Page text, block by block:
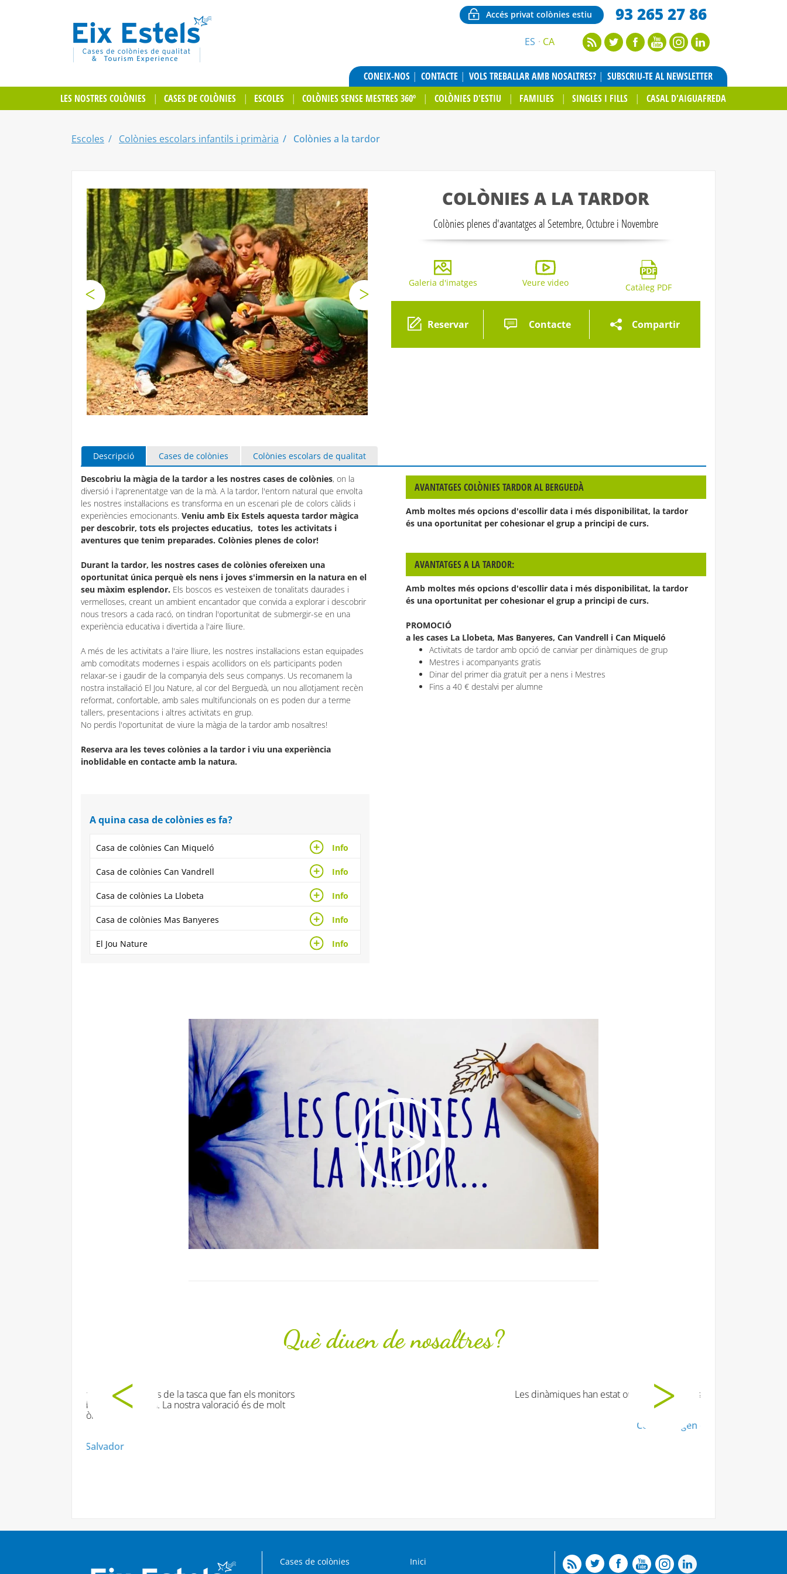
Accés privat colònies estiu 93 265 27 86
ES CA
CONEIX-NOS CONTACTE VOLS TREBALLAR AMB NOSALTRES?
SUBSCRIU-TE AL NEWSLETTER
LES NOSTRES COLÒNIES
CASES DE COLÒNIES ESCOLES COLÒNIES SENSE MESTRES 360º COLÒNIES D'ESTIU FAMILIES SINGLES I FILLS CASAL D'AIGUAFREDA
Escoles Colònies escolars infantils i primària Colònies a la tardor
COLÒNIES A LA TARDOR
Colònies plenes d'avantatges al Setembre, Octubre i Novembre
Galeria d'imatges Galeria d'imatges Galeria d'imatges
Veure video Catàleg PDF
Reservar Contacte Compartir
Descripció Cases de colònies Colònies escolars de qualitat
Descobriu la màgia de la tardor a les nostres cases de colònies, on la
diversió i l'aprenentatge van de la mà. A la tardor, l'entorn natural que envolta
les nostres instal·lacions es transforma en un escenari ple de colors càlids i
experiències emocionants. Veniu amb Eix Estels aquesta tardor màgica
per descobrir, tots els projectes educatius, totes les activitats i
aventures que tenim preparades. Colònies plenes de color!
Durant la tardor, les nostres cases de colònies ofereixen una
oportunitat única perquè els nens i joves s'immersin en la natura en el
seu màxim esplendor. Els boscos es vesteixen de tonalitats daurades i
vermelloses, creant un ambient encantador que convida a explorar i descobrir
nous tresors a cada racó, on tindran l'oportunitat de submergir-se en una
experiència educativa i divertida a l'aire lliure.
A més de les activitats a l'aire lliure, les nostres instal·lacions estan equipades
amb comoditats modernes i espais acollidors on els participants poden
relaxar-se i gaudir de la companyia dels seus companys. Us recomanem la
nostra instal·lació El Jou Nature, al cor del Berguedà, un nou allotjament recèn
reformat, confortable, amb sales multifuncionals on es poden dur a terme
tallers, presentacions i altres activitats en grup.
No perdis l'oportunitat de viure la màgia de la tardor amb nosaltres!
Reserva ara les teves colònies a la tardor i viu una experiència
inoblidable en contacte amb la natura.
A quina casa de colònies es fa?
Casa de colònies Can Miqueló Info
Casa de colònies Can Vandrell Info
Casa de colònies La Llobeta Info
Casa de colònies Mas Banyeres Info
El Jou Nature Info
AVANTATGES COLÒNIES TARDOR AL BERGUEDÀ
Amb moltes més opcions d'escollir data i més disponibilitat, la tardor
és una oportunitat per cohesionar el grup a principi de curs.
AVANTATGES A LA TARDOR:
Amb moltes més opcions d'escollir data i més disponibilitat, la tardor
és una oportunitat per cohesionar el grup a principi de curs.
PROMOCIÓ
a les cases La Llobeta, Mas Banyeres, Can Vandrell i Can Miqueló
Activitats de tardor amb opció de canviar per dinàmiques de grup
Mestres i acompanyants gratis
Dinar del primer dia gratuït per a nens i Mestres
Fins a 40 € destalvi per alumne
Què diuen de nosaltres?
Les dinàmiques han estat originals divertides i molt profitoses. Han gaudit moooooolt!
Cases de colònies Inici